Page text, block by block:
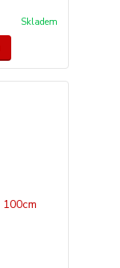
Skladem